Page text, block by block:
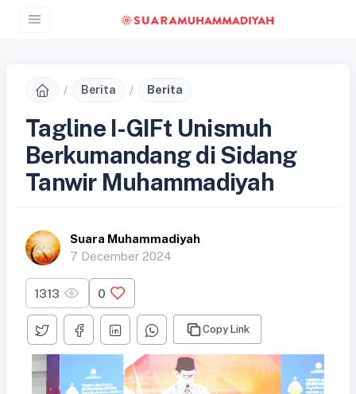
Berita Berita
Tagline I-GIFt Unismuh
Berkumandang di Sidang
Tanwir Muhammadiyah
Suara Muhammadiyah
7 December 2024
1313 0
Copy Link